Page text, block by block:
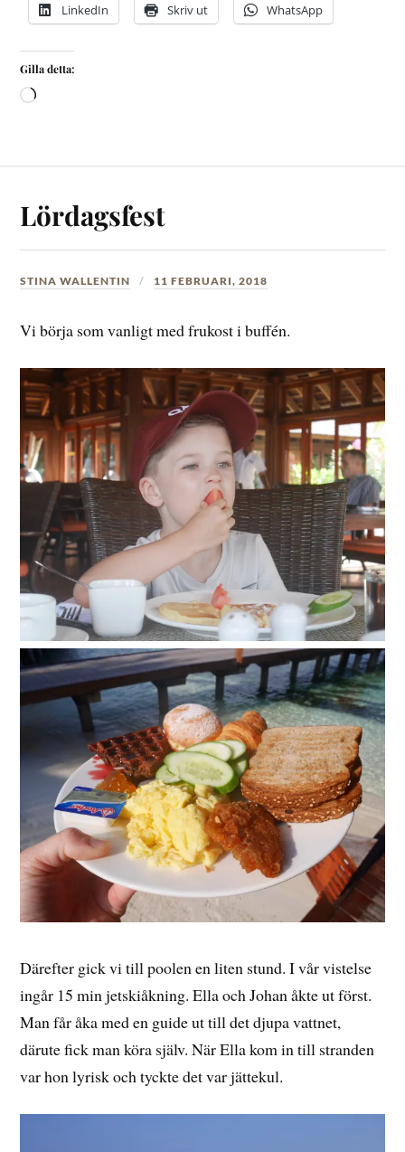
LinkedIn Skriv ut WhatsApp
Gilla detta:
Lördagsfest
STINA WALLENTIN 11 FEBRUARI, 2018
Vi börja som vanligt med frukost i buffén.
Därefter gick vi till poolen en liten stund. I vår vistelse
ingår 15 min jetskiåkning. Ella och Johan åkte ut först.
Man får åka med en guide ut till det djupa vattnet,
därute fick man köra själv. När Ella kom in till stranden
var hon lyrisk och tyckte det var jättekul.